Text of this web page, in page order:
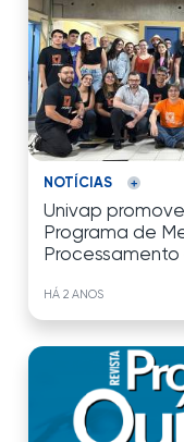
NOTÍCIAS
Univap
Programa de
HÁ 2 ANOS